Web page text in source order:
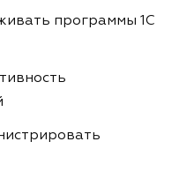
программы 1С